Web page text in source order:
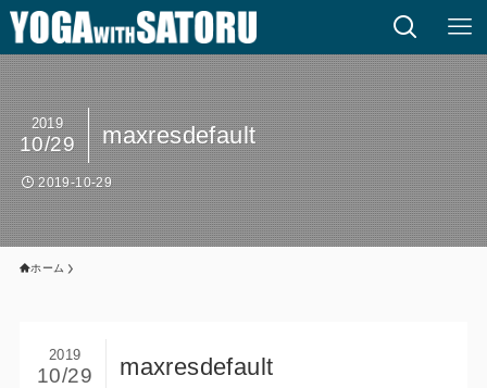
maxresdefault
2019
10/29
2019-10-29
ホーム
maxresdefault
2019
10/29